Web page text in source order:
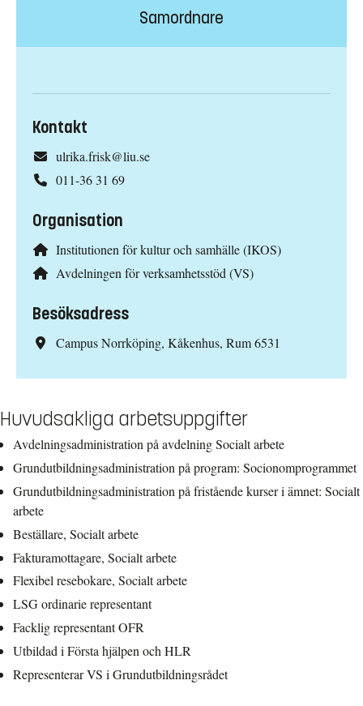
Samordnare
Kontakt
ulrika.frisk@liu.se
011-36 31 69
Organisation
Institutionen för kultur och samhälle (IKOS)
Avdelningen för verksamhetsstöd (VS)
Besöksadress
Campus Norrköping, Kåkenhus, Rum 6531
Huvudsakliga arbetsuppgifter
Avdelningsadministration på avdelning Socialt arbete
Grundutbildningsadministration på program: Socionomprogrammet
Grundutbildningsadministration på fristående kurser i ämnet: Socialt
arbete
Beställare, Socialt arbete
Fakturamottagare, Socialt arbete
Flexibel resebokare, Socialt arbete
LSG ordinarie representant
Facklig representant OFR
Utbildad i Första hjälpen och HLR
Representerar VS i Grundutbildningsrådet